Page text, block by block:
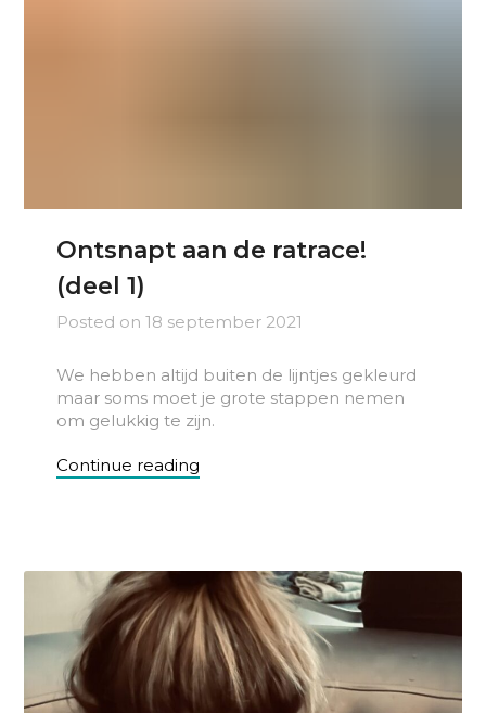
Ontsnapt aan de ratrace!
(deel 1)
Posted on18 september 2021
We hebben altijd buiten de lijntjes gekleurd
maar soms moet je grote stappen nemen
om gelukkig te zijn.
Continue reading